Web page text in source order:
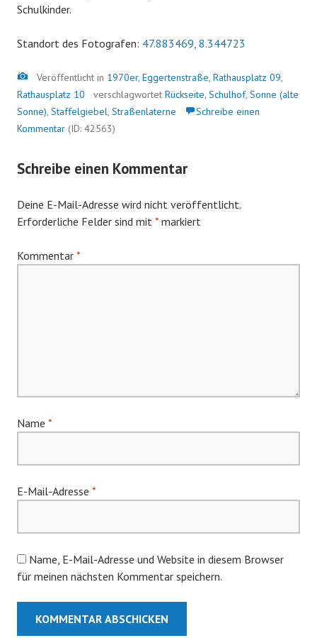
Schulkinder.
Standort des Fotografen: 47.883469, 8.344723
Bild
Veröffentlicht in 1970er, Eggertenstraße, Rathausplatz 09,
Rathausplatz 10
verschlagwortet Rückseite, Schulhof, Sonne (alte
Sonne), Staffelgiebel, Straßenlaterne
Schreibe einen
Kommentar (ID: 42563)
Schreibe einen Kommentar
Deine E-Mail-Adresse wird nicht veröffentlicht.
Erforderliche Felder sind mit * markiert
Kommentar *
Name *
E-Mail-Adresse *
Name, E-Mail-Adresse und Website in diesem Browser
für meinen nächsten Kommentar speichern.